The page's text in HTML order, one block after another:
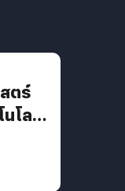
ตร์
โลยี